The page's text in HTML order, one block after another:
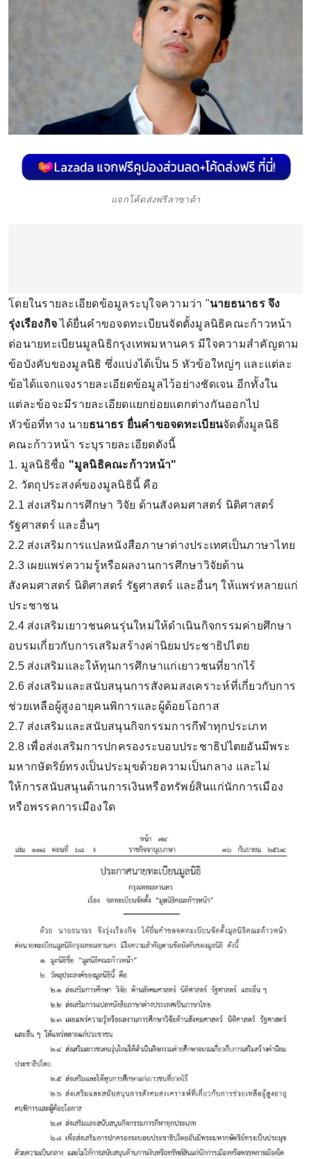
แจกโค้ดส่งฟรีลาซาด้า
โดยในรายละเอียดข้อมูลระบุใจความว่า "นายธนาธร จึง
รุ่งเรืองกิจได้ยื่นคําขอจดทะเบียนจัดตั้งมูลนิธิคณะก้าวหน้า
ต่อนายทะเบียนมูลนิธิกรุงเทพมหานคร มีใจความสําคัญตาม
ข้อบังคับของมูลนิธิ ซึ่งแบ่งได้เป็น 5 หัวข้อใหญ่ๆ และแต่ละ
ข้อได้แจกแจงรายละเอียดข้อมูลไว้อย่างชัดเจน อีกทั้งใน
แต่ละข้อจะมีรายละเอียดแยกย่อยแตกต่างกันออกไป
หัวข้อที่ทาง นายธนาธร ยื่นคําขอจดทะเบียนจัดตั้งมูลนิธิ
คณะก้าวหน้า ระบุรายละเอียดดังนี้
1. มูลนิธิชื่อ "มูลนิธิคณะก้าวหน้า"
2. วัตถุประสงค์ของมูลนิธินี้ คือ
2.1 ส่งเสริมการศึกษา วิจัย ด้านสังคมศาสตร์ นิติศาสตร์
รัฐศาสตร์ และอื่นๆ
2.2 ส่งเสริมการแปลหนังสือภาษาต่างประเทศเป็นภาษาไทย
2.3 เผยแพร่ความรู้หรือผลงานการศึกษาวิจัยด้าน
สังคมศาสตร์ นิติศาสตร์ รัฐศาสตร์ และอื่นๆ ให้แพร่หลายแก่
ประชาชน
2.4 ส่งเสริมเยาวชนคนรุ่นใหม่ให้ดําเนินกิจกรรมค่ายศึกษา
อบรมเกี่ยวกับการเสริมสร้างค่านิยมประชาธิปไตย
2.5 ส่งเสริมและให้ทุนการศึกษาแก่เยาวชนที่ยากไร้
2.6 ส่งเสริมและสนับสนุนการสังคมสงเคราะห์ที่เกี่ยวกับการ
ช่วยเหลือผู้สูงอายุคนพิการและผู้ด้อยโอกาส
2.7 ส่งเสริมและสนับสนุนกิจกรรมการกีฬาทุกประเภท
2.8 เพื่อส่งเสริมการปกครองระบอบประชาธิปไตยอันมีพระ
มหากษัตริย์ทรงเป็นประมุขด้วยความเป็นกลาง และไม่
ให้การสนับสนุนด้านการเงินหรือทรัพย์สินแก่นักการเมือง
หรือพรรคการเมืองใด